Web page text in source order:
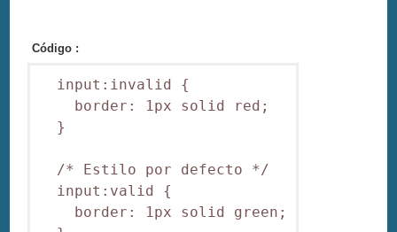
Código :
input:invalid {
border: 1px solid red;
}
/* Estilo por defecto */
input:valid {
border: 1px solid green;